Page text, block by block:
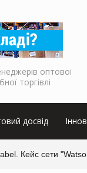
оптової
торгівлі
досвід
Кейс сети